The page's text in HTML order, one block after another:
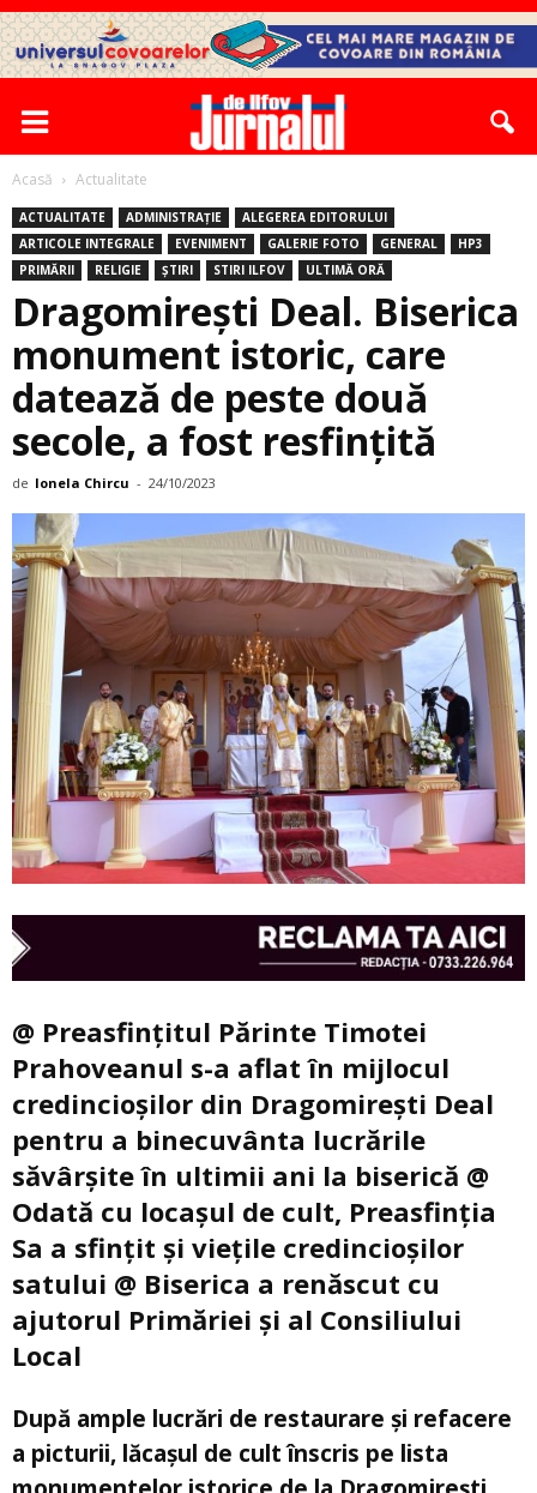
Acasă Actualitate
ACTUALITATE ADMINISTRAȚIE
ALEGEREA EDITORULUI
ARTICOLE INTEGRALE
EVENIMENT GALERIE FOTO GENERAL
HP3
PRIMĂRII
RELIGIE ȘTIRI STIRI ILFOV ULTIMĂ ORĂ
Dragomirești Deal. Biserica
monument istoric, care
datează de peste două
secole, a fost resfinţită
de Ionela Chircu - 24/10/2023
@ Preasfințitul Părinte Timotei
Prahoveanul s-a aflat în mijlocul
credincioșilor din Dragomirești Deal
pentru a binecuvânta lucrările
săvârșite în ultimii ani la biserică @
Odată cu locașul de cult, Preasfinția
Sa a sfințit și viețile credincioșilor
satului @ Biserica a renăscut cu
ajutorul Primăriei și al Consiliului
Local
După ample lucrări de restaurare și refacere
a picturii, lăcașul de cult înscris pe lista